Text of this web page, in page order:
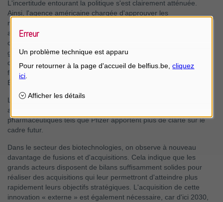
L'incertitude entourant la politique s'est clairement atténuée.
Ainsi, l'agence américaine chargée d'approuver les
médicaments, la FDA, continue de fonctionner efficacement et
approuve un nombre de nouveaux médicaments comparable à
celui de 2024
géopolitiques est finalement resté limité. Les chaînes
d'approvisionnement pharmaceutiques ont conservé leur
flexibilité et une partie de la production a été transférée aux
États-Unis pour satisfaire le président Trump.
Le débat sur le prix des médicaments semble également s'être
apaisé. Des accords récents avec de grands acteurs
pharmaceutiques tels que Pfizer apportent plus de clarté sur le
cadre futur.
Dans le secteur des biotechnologies, on observe à nouveau
davantage de fusions et d'acquisitions. Cela indique que les
grands acteurs disposent de bilans suffisamment solides pour
réaliser des acquisitions qui leur permettront d'atteindre plus
rapidement leurs objectifs stratégiques. L'acquisition de cette
innovation « externe » est également nécessaire, car d'ici 2030,
Erreur
Un problème technique est apparu